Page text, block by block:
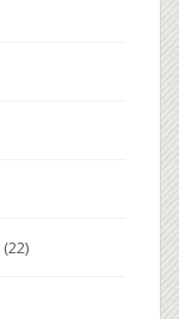
(22)